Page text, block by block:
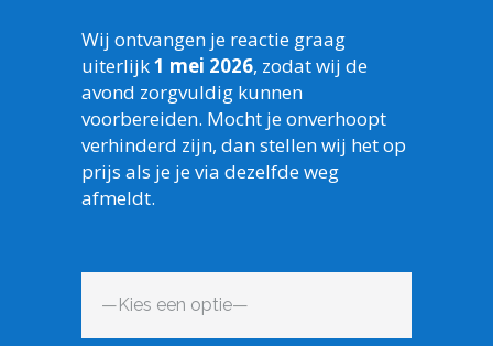
Wij ontvangen je reactie graag
uiterlijk1 mei 2026, zodat wij de
avond zorgvuldig kunnen
voorbereiden. Mocht je onverhoopt
verhinderd zijn, dan stellen wij het op
prijs als je je via dezelfde weg
afmeldt.